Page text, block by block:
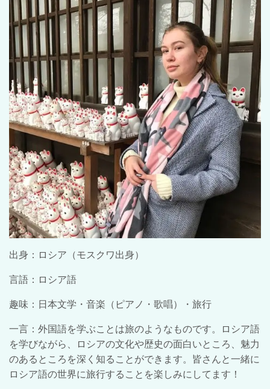
出身：ロシア（モスクワ出身）
言語：ロシア語
趣味：日本文学・音楽（ピアノ・歌唱）・旅行
一言：外国語を学ぶことは旅のようなものです。ロシア語
を学びながら、ロシアの文化や歴史の面白いところ、魅力
のあるところを深く知ることができます。皆さんと一緒に
ロシア語の世界に旅行することを楽しみにしてます！